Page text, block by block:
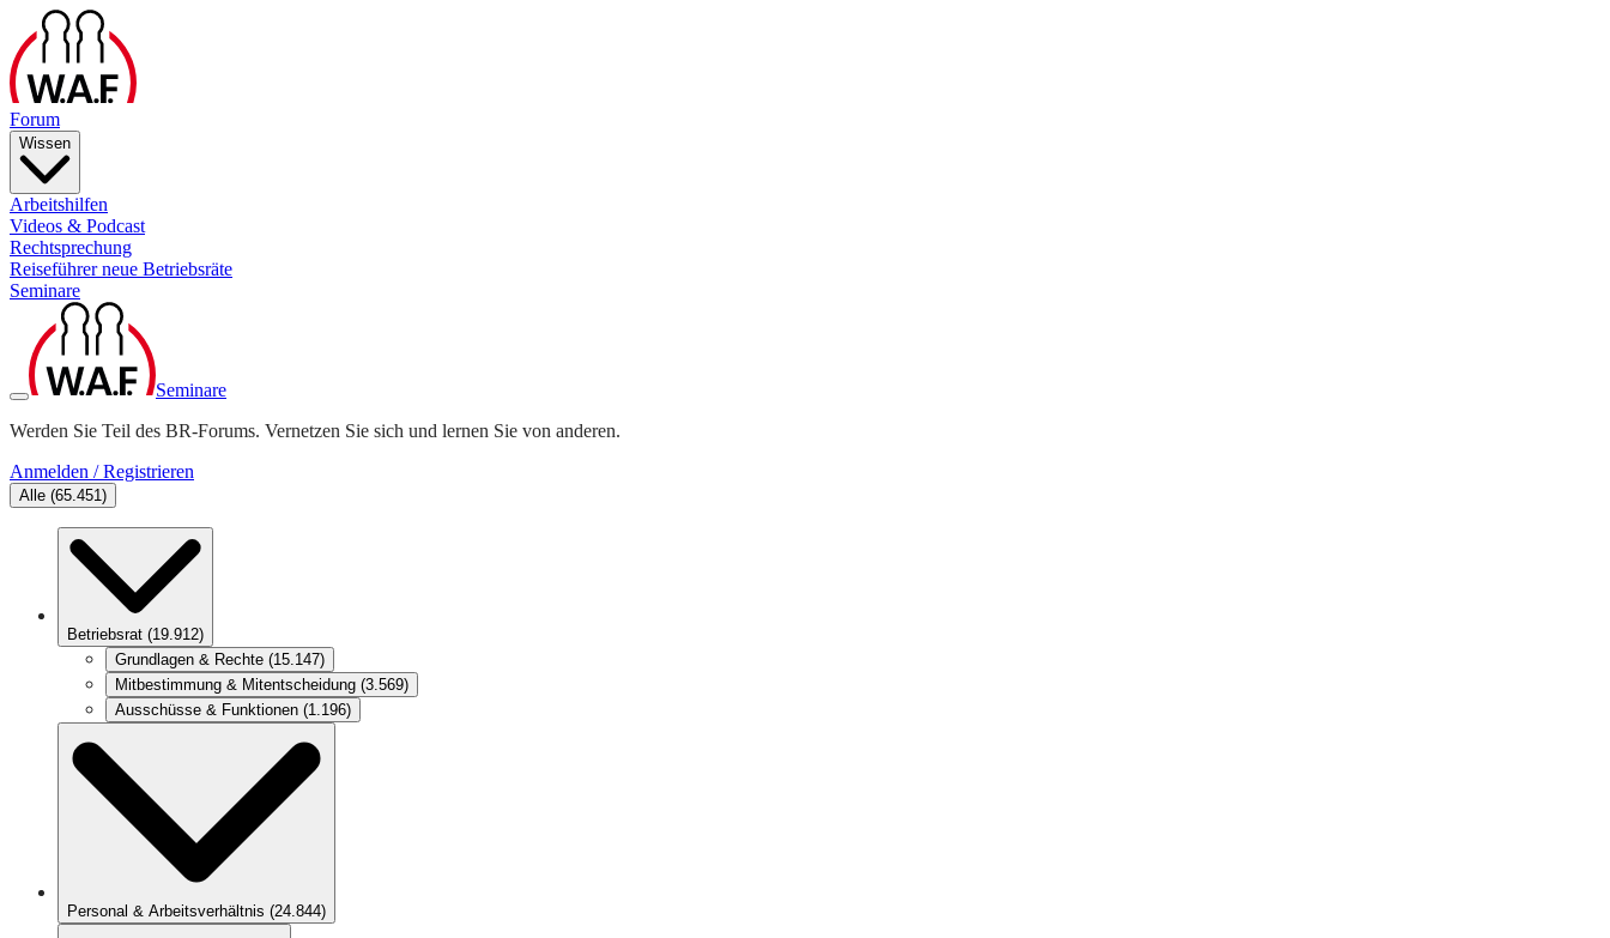
Forum
Wissen
Arbeitshilfen
Videos & Podcast
Rechtsprechung
Reiseführer neue Betriebsräte
Seminare
Seminare
Werden Sie Teil des BR-Forums. Vernetzen Sie sich und lernen Sie von anderen.
Anmelden / Registrieren
Alle (65.451)
Betriebsrat (19.912)
Grundlagen & Rechte (15.147)
Mitbestimmung & Mitentscheidung (3.569)
Ausschüsse & Funktionen (1.196)
Personal & Arbeitsverhältnis (24.844)